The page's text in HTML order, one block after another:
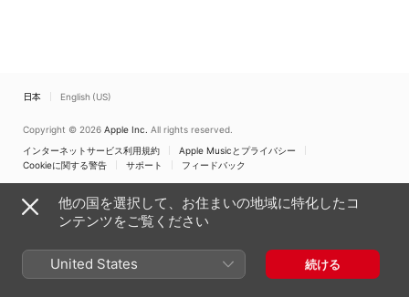
日本 English (US)
Copyright © 2026 Apple Inc. All rights reserved.
インターネットサービス利用規約
Apple Musicとプライバシー
Cookieに関する警告
サポート フィードバック
他の国を選択して、お住まいの地域に特化したコ
ンテンツをご覧ください
United States 続ける